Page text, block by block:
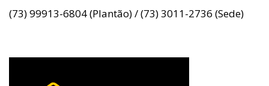
(73) 99913-6804 (Plantão) / (73) 3011-2736 (Sede)